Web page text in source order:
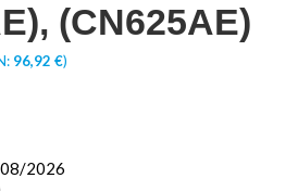
(CN625AE)
96,92 €)
2026